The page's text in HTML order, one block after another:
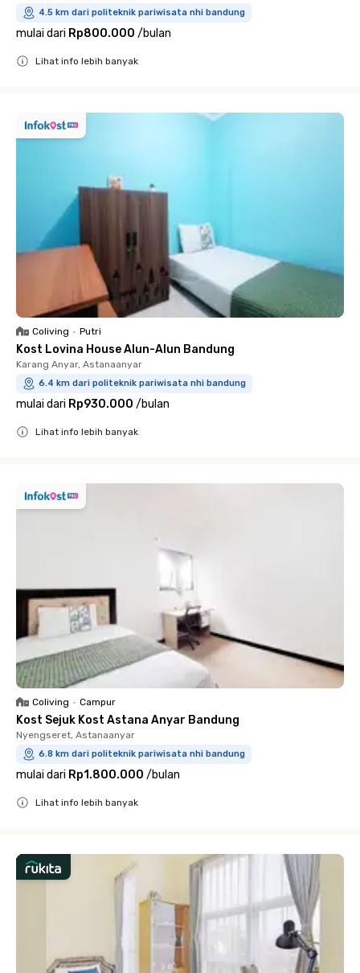
4.5 km dari politeknik pariwisata nhi bandung
mulai dari Rp800.000 /bulan
Lihat info lebih banyak
Coliving • Putri
Kost Lovina House Alun-Alun Bandung
Karang Anyar, Astanaanyar
6.4 km dari politeknik pariwisata nhi bandung
mulai dari Rp930.000 /bulan
Lihat info lebih banyak
Coliving • Campur
Kost Sejuk Kost Astana Anyar Bandung
Nyengseret, Astanaanyar
6.8 km dari politeknik pariwisata nhi bandung
mulai dari Rp1.800.000 /bulan
Lihat info lebih banyak